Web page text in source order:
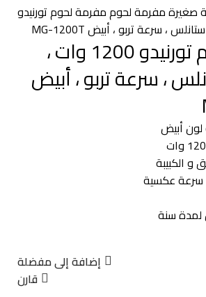
صغيرةمفرمة لحوممفرمة لحوم تورنيدو
مفرمة لحوم تورنيدو 1200 وات ،
، سرعة تربو ، أبيض
لون أبيض
الكبيبة
سرعة عكسية
سنة
إضافة إلى مفضلة
قارن